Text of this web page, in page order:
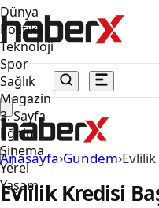
Dünya
Politika
Teknoloji
Spor
Sağlık
Magazin
3. Sayfa
Eğitim
Sinema
Yerel
Yaşam
Anasayfa›Gündem›
Evlilik Kredisi